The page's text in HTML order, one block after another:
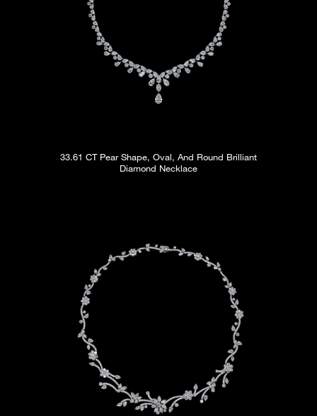
33.61 CT Pear Shape, Oval, And Round Brilliant
Diamond Necklace